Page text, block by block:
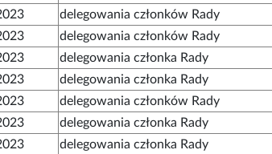
delegowania członków Rady
delegowania członków Rady
delegowania członka Rady
delegowania członka Rady
delegowania członków Rady
delegowania członka Rady
delegowania członka Rady